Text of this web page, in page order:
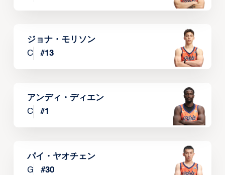
ジョナ・モリソン
C
#13
アンディ・ディエン
C
#1
パイ・ヤオチェン
G
#30